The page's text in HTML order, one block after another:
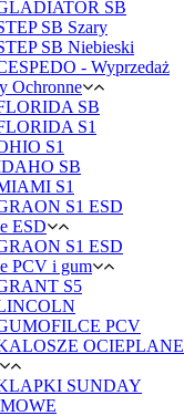
SB
SB Szary
SB Niebieski
- Wyprzedaż
Ochronne
SB
S1
S1
SB
S1
S1 ESD
ESD
S1 ESD
PCV i gum
S5
PCV
OCIEPLANE
SUNDAY